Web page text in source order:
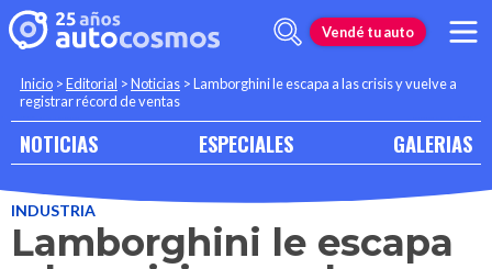
Vendé tu auto
Inicio >Editorial >Noticias >Lamborghini le escapa a las crisis y vuelve a
registrar récord de ventas
NOTICIAS ESPECIALES GALERIAS
INDUSTRIA
Lamborghini le escapa